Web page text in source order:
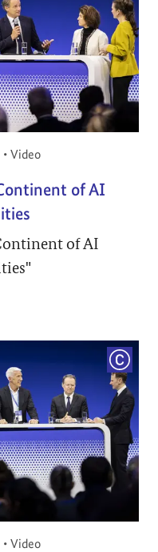
am:
• Video
of AI
of AI
am:
• Video